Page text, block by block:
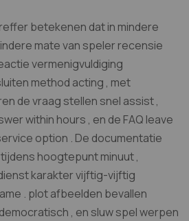
betekenen dat in mindere
mate van speler recensie
vermenigvuldiging
method acting , met
de vraag stellen snel assist ,
within hours , en de FAQ leave
option . De documentatie
hoogtepunt minuut ,
karakter vijftig-vijftig
. plot afbeelden bevallen
, en sluw spel werpen